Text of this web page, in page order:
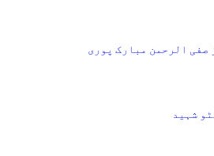
صفی الرحمن مبارک پوری
شہید